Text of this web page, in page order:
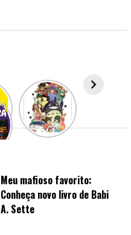
Meu mafioso favorito:
Conheça novo livro de Babi
A. Sette